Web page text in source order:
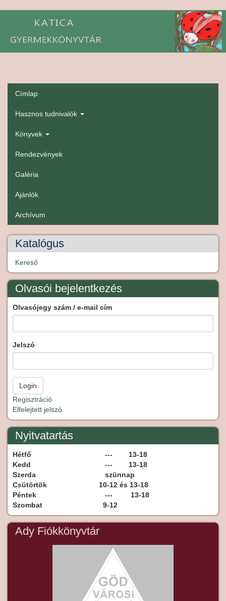
tartalomra
gyerekmenü
Címlap
Hasznos tudnivalók
Könyvek
Rendezvények
Galéria
Ajánlók
Archívum
Katalógus
Kereső
Olvasói bejelentkezés
Olvasójegy szám / e-mail cím
Jelszó
Regisztráció
Elfelejtett jelszó
Nyitvatartás
Hétfő
--- 13-18
Kedd
--- 13-18
Szerda
szünnap
Csütörtök
10-12 és 13-18
Péntek
--- 13-18
Szombat
9-12
Ady Fiókkönyvtár